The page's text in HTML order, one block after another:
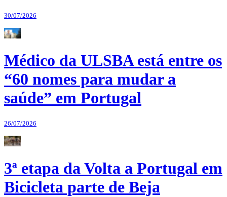
30/07/2026
Médico da ULSBA está entre os
“60 nomes para mudar a
saúde” em Portugal
26/07/2026
3ª etapa da Volta a Portugal em
Bicicleta parte de Beja